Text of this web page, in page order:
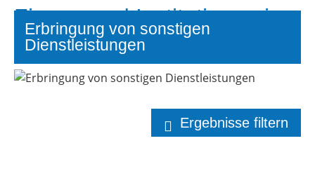
Firmen und Institutionen in
Buchhofen
Erbringung von sonstigen
Dienstleistungen
Ergebnisse filtern